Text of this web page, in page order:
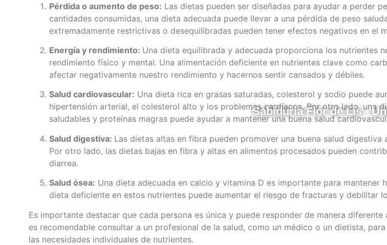
Sabiduría Flor de Lis -
Pérdida o aumento de peso: Las dietas pueden ser diseñadas para ayudar a perder
cantidades consumidas, una dieta adecuada puede llevar a una pérdida de peso
extremadamente restrictivas o desequilibradas pueden tener efectos negativos en el
Energía y rendimiento: Una dieta equilibrada y adecuada proporciona los nutrientes
rendimiento físico y mental. Una alimentación deficiente en nutrientes clave como
afectar negativamente nuestro rendimiento y hacernos sentir cansados y débiles.
Salud cardiovascular: Una dieta rica en grasas saturadas, colesterol y sodio puede
hipertensión arterial, el colesterol alto y los problemas cardíacos. Por otro lado, una
saludables y proteínas magras puede ayudar a mantener una buena salud
Salud digestiva: Las dietas altas en fibra pueden promover una buena salud
Por otro lado, las dietas bajas en fibra y altas en alimentos procesados pueden
diarrea.
Salud ósea: Una dieta adecuada en calcio y vitamina D es importante para
dieta deficiente en estos nutrientes puede aumentar el riesgo de fracturas y debilitar
Es importante destacar que cada persona es única y puede responder de manera
es recomendable consultar a un profesional de la salud, como un médico o un dietista,
las necesidades individuales de nutrientes.